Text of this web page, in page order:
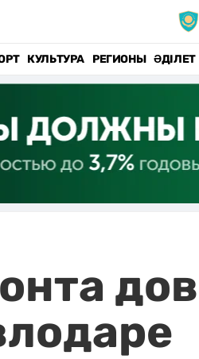
КУЛЬТУРА РЕГИОНЫ ӘДІЛЕТ